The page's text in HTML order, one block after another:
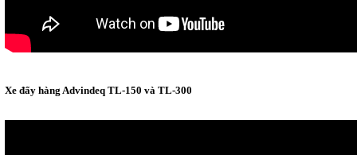
Xe đẩy hàng Advindeq TL-150 và TL-300